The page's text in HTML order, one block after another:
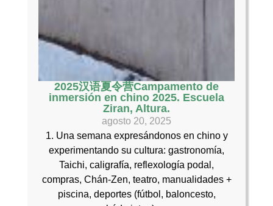
2025汉语夏令营Campamento de
inmersión en chino 2025. Escuela
Ziran, Altura.
agosto 20, 2025
1. Una semana expresándonos en chino y
experimentando su cultura: gastronomía,
Taichi, caligrafía, reflexología podal,
compras, Chán-Zen, teatro, manualidades +
piscina, deportes (fútbol, baloncesto,